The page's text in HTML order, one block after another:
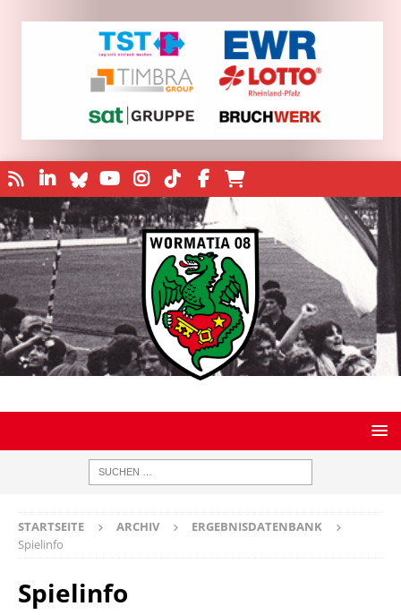
STARTSEITE ARCHIV
ERGEBNISDATENBANK
Spielinfo
Spielinfo